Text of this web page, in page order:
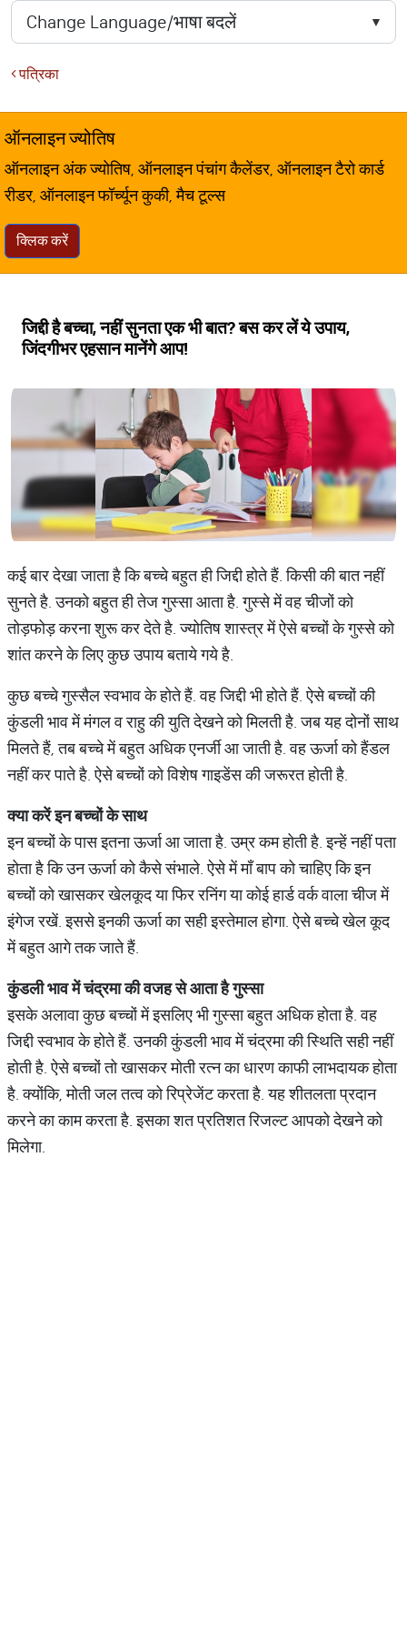
पत्रिका
ऑनलाइन ज्योतिष
ऑनलाइन अंक ज्योतिष, ऑनलाइन पंचांग कैलेंडर, ऑनलाइन टैरो कार्ड
रीडर, ऑनलाइन फॉर्च्यून कुकी, मैच टूल्स
क्लिक करें
जिद्दी है बच्चा, नहीं सुनता एक भी बात? बस कर लें ये उपाय,
जिंदगीभर एहसान मानेंगे आप!
कई बार देखा जाता है कि बच्चे बहुत ही जिद्दी होते हैं. किसी की बात नहीं
सुनते है. उनको बहुत ही तेज गुस्सा आता है. गुस्से में वह चीजों को
तोड़फोड़ करना शुरू कर देते है. ज्योतिष शास्त्र में ऐसे बच्चों के गुस्से को
शांत करने के लिए कुछ उपाय बताये गये है.
कुछ बच्चे गुस्सैल स्वभाव के होते हैं. वह जिद्दी भी होते हैं. ऐसे बच्चों की
कुंडली भाव में मंगल व राहु की युति देखने को मिलती है. जब यह दोनों साथ
मिलते हैं, तब बच्चे में बहुत अधिक एनर्जी आ जाती है. वह ऊर्जा को हैंडल
नहीं कर पाते है. ऐसे बच्चों को विशेष गाइडेंस की जरूरत होती है.
क्याकरेंइनबच्चोंकेसाथ
इन बच्चों के पास इतना ऊर्जा आ जाता है. उम्र कम होती है. इन्हें नहीं पता
होता है कि उन ऊर्जा को कैसे संभाले. ऐसे में माँ बाप को चाहिए कि इन
बच्चों को खासकर खेलकूद या फिर रनिंग या कोई हार्ड वर्क वाला चीज में
इंगेज रखें. इससे इनकी ऊर्जा का सही इस्तेमाल होगा. ऐसे बच्चे खेल कूद
में बहुत आगे तक जाते हैं.
कुंडलीभावमेंचंद्रमाकीवजहसेआताहैगुस्सा
इसके अलावा कुछ बच्चों में इसलिए भी गुस्सा बहुत अधिक होता है. वह
जिद्दी स्वभाव के होते हैं. उनकी कुंडली भाव में चंद्रमा की स्थिति सही नहीं
होती है. ऐसे बच्चों तो खासकर मोती रत्न का धारण काफी लाभदायक होता
है. क्योंकि, मोती जल तत्व को रिप्रेजेंट करता है. यह शीतलता प्रदान
करने का काम करता है. इसका शत प्रतिशत रिजल्ट आपको देखने को
मिलेगा.